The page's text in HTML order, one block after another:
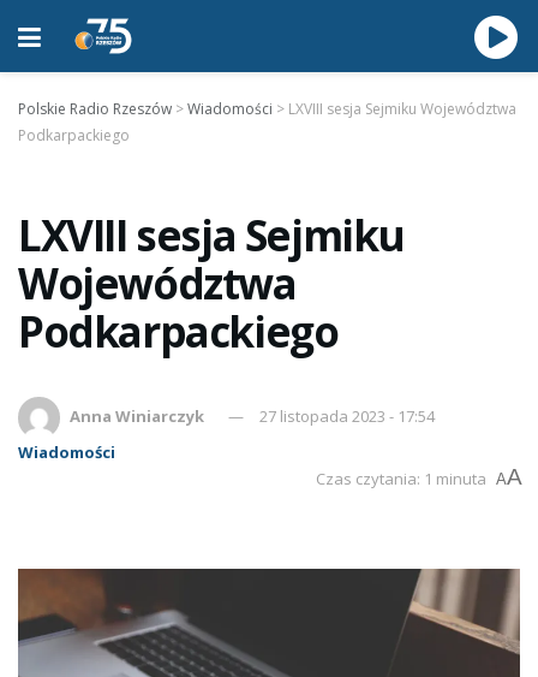
Polskie Radio Rzeszów >Wiadomości > LXVIII sesja Sejmiku Województwa
Podkarpackiego
LXVIII sesja Sejmiku
Województwa
Podkarpackiego
Anna Winiarczyk
27 listopada 2023 - 17:54
Wiadomości
Czas czytania: 1 minuta AA